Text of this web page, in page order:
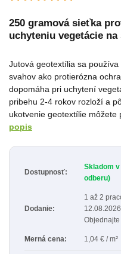
250 gramová sieťka
uchyteniu vegetácie na
Jutová geotextília sa
svahov ako protierózna
dopomáha pri uchytení
pribehu 2-4 rokov rozloží a
ukotvenie geotextílie môžete
popis
Dostupnosť:
Skladom
odberu)
Dodanie:
1 až 2
12.08.2026.
Objednajte
Merná cena: 1,04 € / m²